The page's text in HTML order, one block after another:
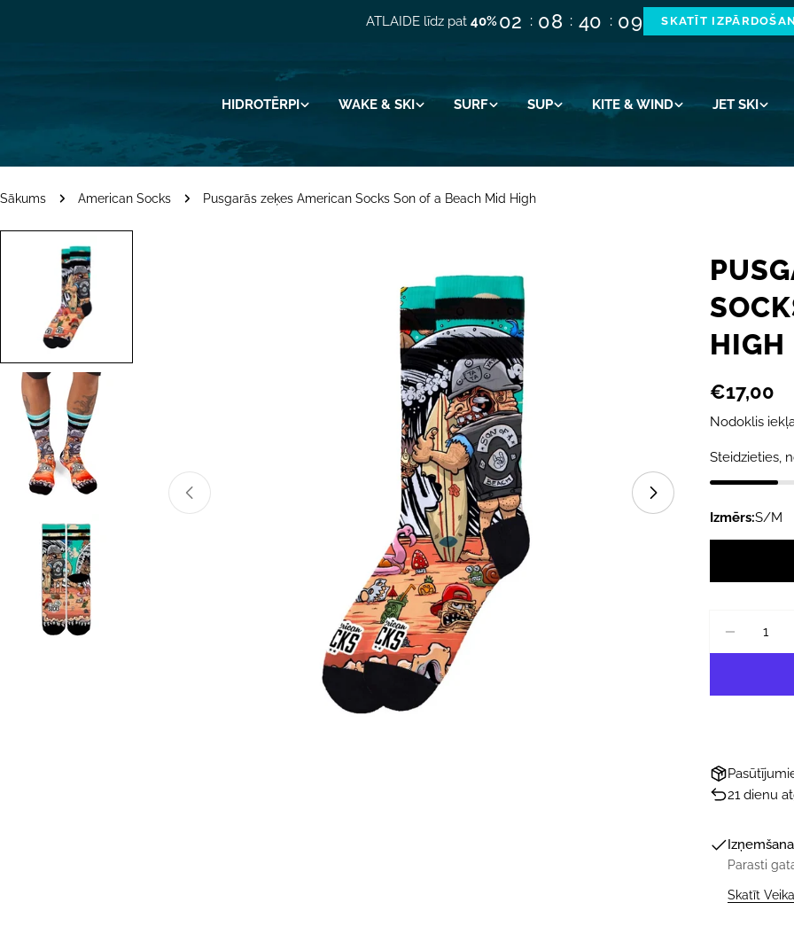
ATLAIDE līdz pat40%02 08 40 09 SKATĪT
HIDROTĒRPI WAKE & SKI SURF SUP KITE & WIND JET SKI
Sākums American Socks Pusgarās zeķes American Socks Son of a Beach Mid High
Atvērt mediju 0 modālajā logā
HIGH
Parastā
cena
€17,00
Nodoklis
Steidzieties,
Izmērs:S/M
21 dienu
Parasti
Skatīt